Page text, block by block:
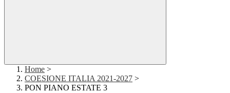
Home >
COESIONE ITALIA 2021-2027 >
PON PIANO ESTATE 3